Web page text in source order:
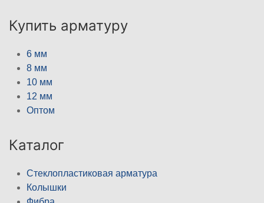
Купить арматуру
6 мм
8 мм
10 мм
12 мм
Оптом
Каталог
Стеклопластиковая арматура
Колышки